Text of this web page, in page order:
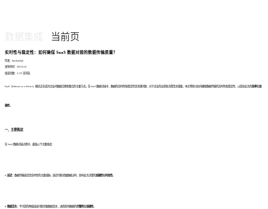
当前页
实时性与稳定性：如何确保 SaaS 数据对接的数据传输质量？
作者：finedatalink
发布时间：2023.8.24
阅读次数：2,176 次浏览
SaaS（Software as a Service）模式正在成为企业间数据交换和整合的主要方式。在 SaaS 数据对接中，数据的实时性和稳定性是关键问题，对于企业的运营和决策至关重要。本文将探讨如何确保数据传输的实时性和稳定性，以提高业务的 效率和 准
确性
一、主要挑战：
在 SaaS 数据对接过程中，面临以下主要挑战：
1. 延迟： 数据传输延迟是实时性的主要威胁。延迟可能导致数据过时，影响业务决策的准确性和 时效性。
2. 数据丢失： 不可靠的网络连接可能导致数据丢失，进而影响数据的完整性和 准确性。